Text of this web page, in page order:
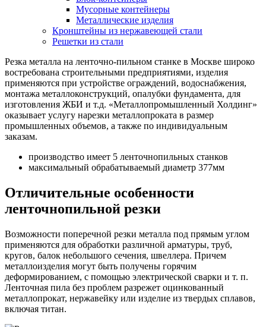
Мусорные контейнеры
Металлические изделия
Кронштейны из нержавеющей стали
Решетки из стали
Резка металла на ленточно-пильном станке в Москве широко
востребована строительными предприятиями, изделия
применяются при устройстве ограждений, водоснабжения,
монтажа металлоконструкций, опалубки фундамента, для
изготовления ЖБИ и т.д. «Металлопромышленный Холдинг»
оказывает услугу нарезки металлопроката в размер
промышленных объемов, а также по индивидуальным
заказам.
производство имеет 5 ленточнопильных станков
максимальный обрабатываемый диаметр 377мм
Отличительные особенности
ленточнопильной резки
Возможности поперечной резки металла под прямым углом
применяются для обработки различной арматуры, труб,
кругов, балок небольшого сечения, швеллера. Причем
металлоизделия могут быть получены горячим
деформированием, с помощью электрической сварки и т. п.
Ленточная пила без проблем разрежет оцинкованный
металлопрокат, нержавейку или изделие из твердых сплавов,
включая титан.